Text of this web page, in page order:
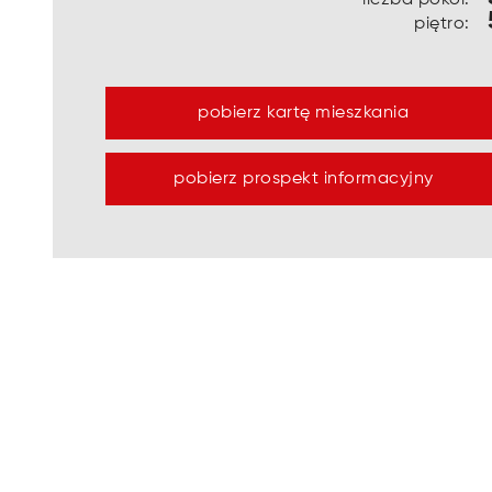
pobierz kartę mieszkania
pobierz prospekt informacyjny